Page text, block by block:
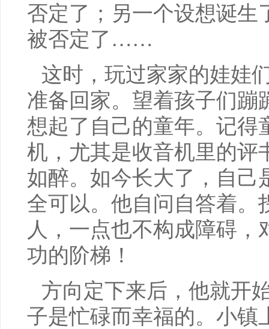
否定了；另一个设想诞生
被否定了……
这时，玩过家家的娃娃
准备回家。望着孩子们蹦
想起了自己的童年。记得
机，尤其是收音机里的评
如醉。如今长大了，自己
全可以。他自问自答着。
人，一点也不构成障碍
功的阶梯！
方向定下来后，他就开
子是忙碌而幸福的。小镇